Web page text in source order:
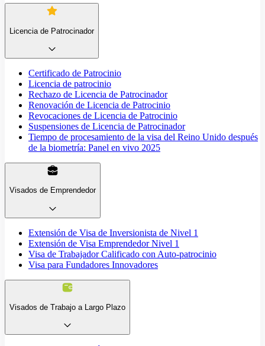
Licencia de Patrocinador
Certificado de Patrocinio
Licencia de patrocinio
Rechazo de Licencia de Patrocinador
Renovación de Licencia de Patrocinio
Revocaciones de Licencia de Patrocinio
Suspensiones de Licencia de Patrocinador
Tiempo de procesamiento de la visa del Reino Unido después
de la biometría: Panel en vivo 2025
Visados de Emprendedor
Extensión de Visa de Inversionista de Nivel 1
Extensión de Visa Emprendedor Nivel 1
Visa de Trabajador Calificado con Auto-patrocinio
Visa para Fundadores Innovadores
Visados de Trabajo a Largo Plazo